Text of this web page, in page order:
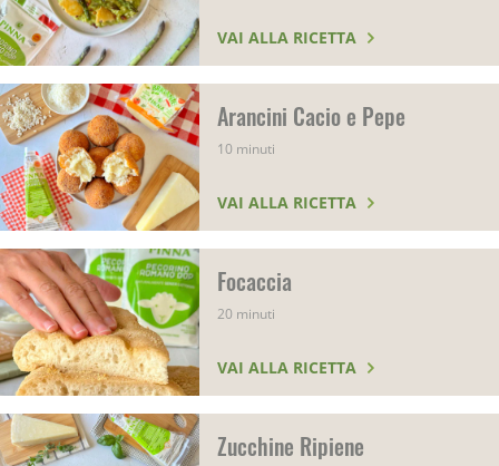
VAI ALLA RICETTA
Arancini Cacio e Pepe
10 minuti
VAI ALLA RICETTA
Focaccia
20 minuti
VAI ALLA RICETTA
Zucchine Ripiene